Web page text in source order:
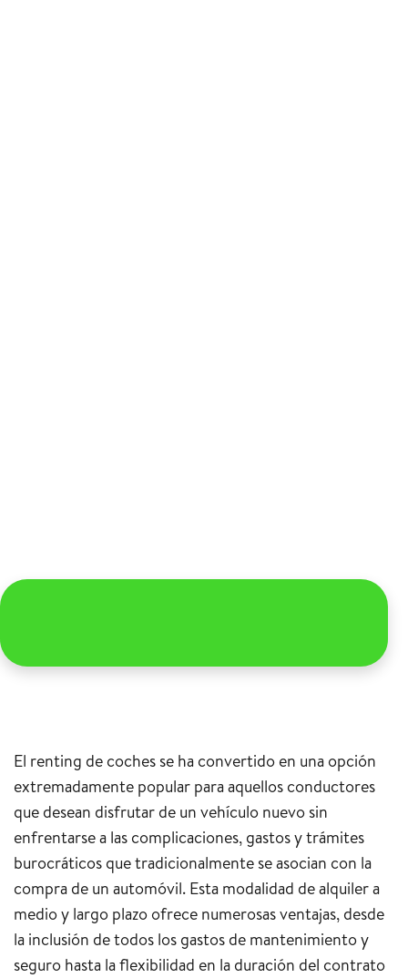
El renting de coches se ha convertido en una opción
extremadamente popular para aquellos conductores
que desean disfrutar de un vehículo nuevo sin
enfrentarse a las complicaciones, gastos y trámites
burocráticos que tradicionalmente se asocian con la
compra de un automóvil. Esta modalidad de alquiler a
medio y largo plazo ofrece numerosas ventajas, desde
la inclusión de todos los gastos de mantenimiento y
seguro hasta la flexibilidad en la duración del contrato